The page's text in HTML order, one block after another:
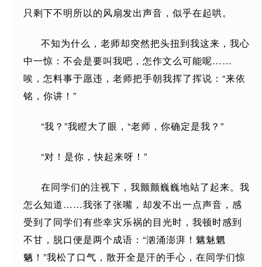
只剩下不明所以的风扇发出声音，似乎在起哄。
不知为什么，老师却突然把头扭到我这来，我心
中一惊：不会是要叫我吧，怎作文么可能呢……
唉，怎料事于愿违，老师把手朝我挥了挥说：“来依
铭，你讲！”
“我？”我瞪大了眼，“老师，你确定是我？”
“对！是你，快起来呀！”
在同学们的注视下，我颤颤巍巍地站了起来。我
怎么知道……我张了张嘴，却发不出一点声音，感
受到了同学们有些幸灾乐祸的目光时，我顿时感到
不甘，脱口便是两个成语：“汹涌澎湃！魑魅魍
魉！”我松了口气，散开全是汗的手心，在同学们惊